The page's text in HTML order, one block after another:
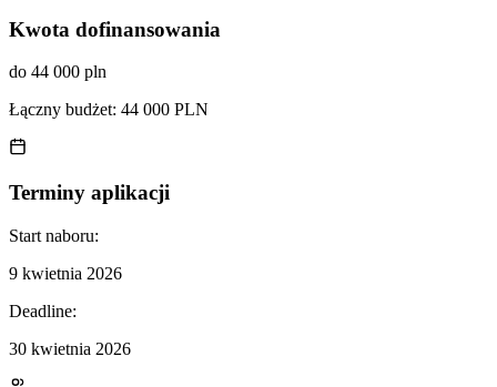
Kwota dofinansowania
do 44 000 pln
Łączny budżet: 44 000 PLN
Terminy aplikacji
Start naboru:
9 kwietnia 2026
Deadline:
30 kwietnia 2026